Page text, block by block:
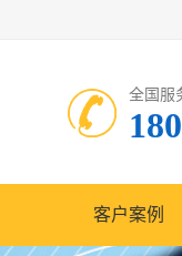
全国服
客户案例